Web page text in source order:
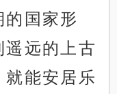
国家形
远的上古
能安居乐